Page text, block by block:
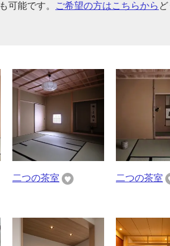
可能です。
ご希望の方はこちらから ど
二つの茶室 二つの茶室